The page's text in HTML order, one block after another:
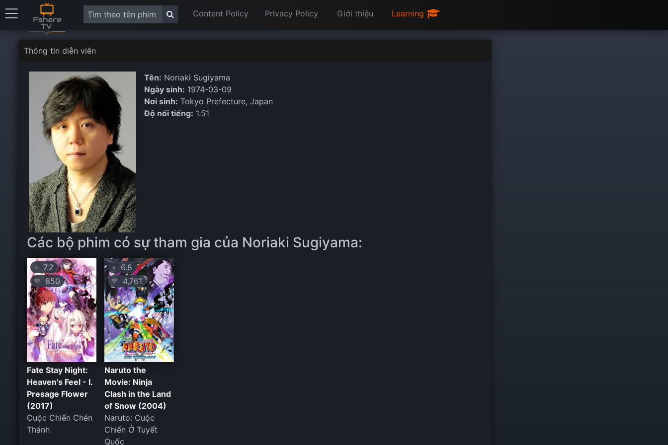
Content Policy Privacy Policy Giới thiệu Learning
Thông tin diễn viên
Tên: Noriaki Sugiyama
Ngày sinh: 1974-03-09
Nơi sinh: Tokyo Prefecture, Japan
Độ nổi tiếng: 1.51
Các bộ phim có sự tham gia của Noriaki Sugiyama:
⭐ 7.2
💛 850
Fate Stay Night:
Heaven's Feel - I.
Presage Flower
(2017)
Cuộc Chiến Chén
Thánh
⭐6.8
💛 4,761
Naruto the
Movie: Ninja
Clash in the Land
of Snow (2004)
Naruto: Cuộc
Chiến Ở Tuyết
Quốc